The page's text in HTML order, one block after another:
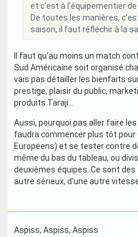
et c'est à l'équipementier de
De toutes les manières,
saison, il faut réfléchir à la
Il faut qu'au moins un match
Sud Américaine soit organisé
vais pas détailler les bienfaits
prestige, plaisir du public,
produits Taraji...
Aussi, pourquoi pas aller faire
faudra commencer plus tôt pour
Européens) et se tester contre
même du bas du tableau, ou
deuxièmes équipes. Ce sont
autre sérieux, d'une autre
Aspiss, Aspiss, Aspiss